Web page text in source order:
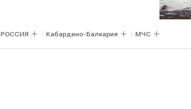
РОССИЯ Кабардино-Балкария МЧС